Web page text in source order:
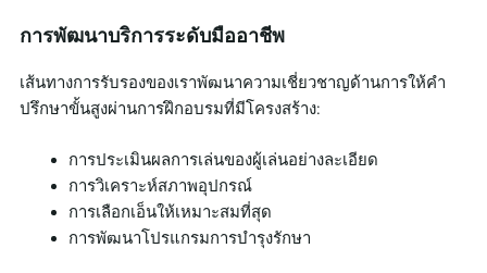
การพัฒนาบริการระดับมืออาชีพ
เส้นทางการรับรองของเราพัฒนาความเชี่ยวชาญด้านการให้คำ
ปรึกษาขั้นสูงผ่านการฝึกอบรมที่มีโครงสร้าง:
การประเมินผลการเล่นของผู้เล่นอย่างละเอียด
การวิเคราะห์สภาพอุปกรณ์
การเลือกเอ็นให้เหมาะสมที่สุด
การพัฒนาโปรแกรมการบำรุงรักษา